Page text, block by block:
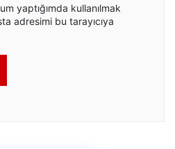
yaptığımda kullanılmak
adresimi bu tarayıcıya